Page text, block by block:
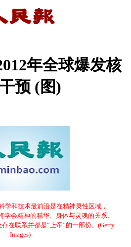
年全球爆发核
预 (图)
学和技术最前沿是在精神灵性区域，
会精神的精华、身体与灵魂的关系、
在联系并都是“上帝”的一部份。(Getty
Images)